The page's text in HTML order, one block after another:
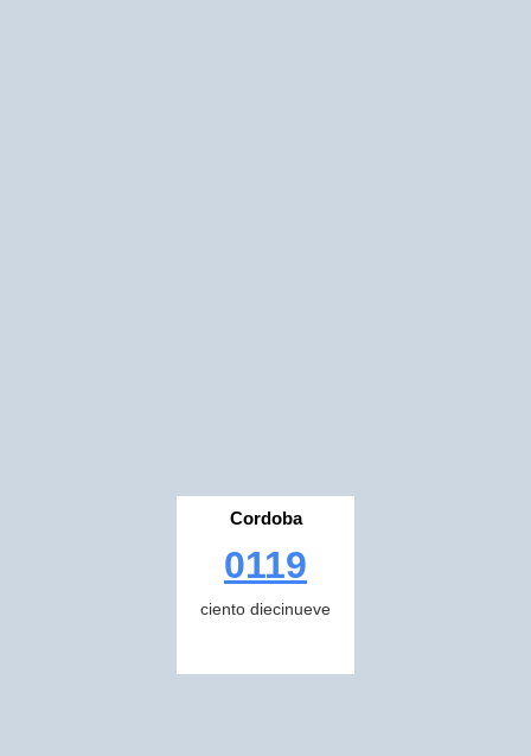
Cordoba
0119
ciento diecinueve